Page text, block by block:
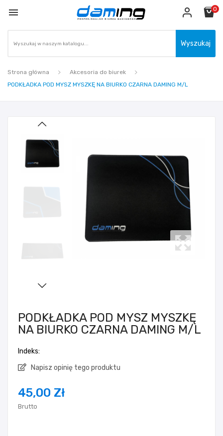
 0
Wyszukaj
Strona główna
Akcesoria do biurek
PODKŁADKA POD MYSZ MYSZKĘ NA BIURKO CZARNA DAMING M/L
PODKŁADKA POD MYSZ MYSZKĘ
NA BIURKO CZARNA DAMING M/L
Indeks:
Napisz opinię tego produktu
45,00 Zł
Brutto